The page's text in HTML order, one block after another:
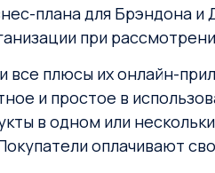
плана для Брэндона и
при
плюсы их онлайн-
и простое в
в одном или
оплачивают